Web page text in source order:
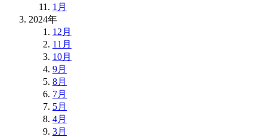
1月
2024年
12月
11月
10月
9月
8月
7月
5月
4月
3月